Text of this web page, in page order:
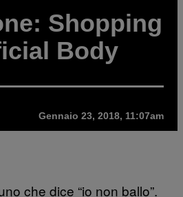
Shopping
Body
Gennaio 23, 2018, 11:07am
che dice “io non ballo”.